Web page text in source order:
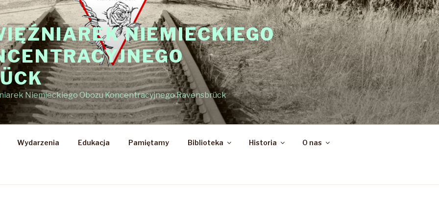
NIEMIECKIEGO
Niemieckiego Obozu Koncentracyjnego Ravensbrück
Wydarzenia Edukacja Pamiętamy Biblioteka Historia O nas